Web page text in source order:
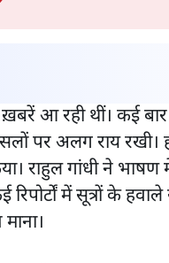
आ रही थीं। कई बार
पर अलग राय रखी।
राहुल गांधी ने
में सूत्रों के